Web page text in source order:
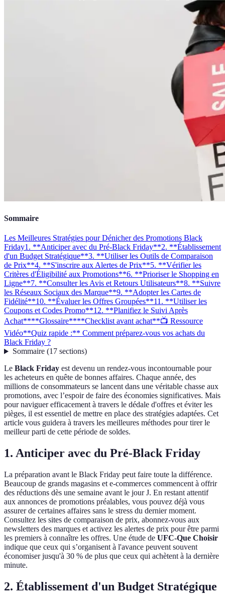
Sommaire
Les Meilleures Stratégies pour Dénicher des Promotions Black
Friday1. **Anticiper avec du Pré-Black Friday**2. **Établissement
d'un Budget Stratégique**3. **Utiliser les Outils de Comparaison
de Prix**4. **S'inscrire aux Alertes de Prix**5. **Vérifier les
Critères d'Éligibilité aux Promotions**6. **Prioriser le Shopping en
Ligne**7. **Consulter les Avis et Retours Utilisateurs**8. **Suivre
les Réseaux Sociaux des Marque**9. **Adopter les Cartes de
Fidélité**10. **Évaluer les Offres Groupées**11. **Utiliser les
Coupons et Codes Promo**12. **Planifiez le Suivi Après
Achat****Glossaire****Checklist avant achat**📺 Ressource
Vidéo**Quiz rapide :** Comment préparez-vous vos achats du
Black Friday ?
Sommaire(17 sections)
Le Black Friday est devenu un rendez-vous incontournable pour
les acheteurs en quête de bonnes affaires. Chaque année, des
millions de consommateurs se lancent dans une véritable chasse aux
promotions, avec l’espoir de faire des économies significatives. Mais
pour naviguer efficacement à travers le dédale d'offres et éviter les
pièges, il est essentiel de mettre en place des stratégies adaptées. Cet
article vous guidera à travers les meilleures méthodes pour tirer le
meilleur parti de cette période de soldes.
1. Anticiper avec du Pré-Black Friday
La préparation avant le Black Friday peut faire toute la différence.
Beaucoup de grands magasins et e-commerces commencent à offrir
des réductions dès une semaine avant le jour J. En restant attentif
aux annonces de promotions préalables, vous pouvez déjà vous
assurer de certaines affaires sans le stress du dernier moment.
Consultez les sites de comparaison de prix, abonnez-vous aux
newsletters des marques et activez les alertes de prix pour être parmi
les premiers à connaître les offres. Une étude de UFC-Que Choisir
indique que ceux qui s’organisent à l'avance peuvent souvent
économiser jusqu'à 30 % de plus que ceux qui achètent à la dernière
minute.
2. Établissement d'un Budget Stratégique